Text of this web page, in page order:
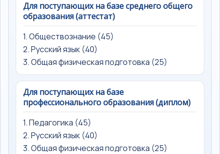
Для поступающих на базе среднего общего
образования (аттестат)
1. Обществознание (45)
2. Русский язык (40)
3. Общая физическая подготовка (25)
Для поступающих на базе
профессионального образования (диплом)
1. Педагогика (45)
2. Русский язык (40)
3. Общая физическая подготовка (25)